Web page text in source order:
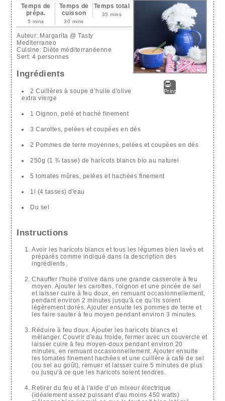
Print
Temps de
prépa.
5 mins
Temps de
cuisson
30 mins
Temps total
35 mins
Auteur: Margarita @ Tasty
Mediterraneo
Cuisine: Diète méditerranéenne
Sert:4 personnes
Ingrédients
2 Cuillères à soupe d’huile d'olive
extra vierge
1 Oignon, pelé et haché finement
3 Carottes, pelées et coupées en dés
2 Pommes de terre moyennes, pelées et coupées en dés
250g (1 ¾ tasse) de haricots blancs bio au naturel
5 tomates mûres, pelées et hachées finement
1l (4 tasses) d'eau
Du sel
Instructions
Avoir les haricots blancs et tous les légumes bien lavés et
préparés comme indiqué dans la description des
ingrédients.
Chauffer l'huile d'olive dans une grande casserole à feu
moyen. Ajouter les carottes, l'oignon et une pincée de sel
et laisser cuire à feu doux, en remuant occasionnellement,
pendant environ 2 minutes jusqu'à ce qu’ils soient
légèrement dorés. Ajouter ensuite les pommes de terre et
les faire sauter à feu moyen pendant environ 3 minutes.
Réduire à feu doux. Ajouter les haricots blancs et
mélanger. Couvrir d'eau froide, fermer avec un couvercle et
laisser cuire à feu moyen-doux pendant environ 20
minutes, en remuant occasionnellement. Ajouter ensuite
les tomates finement hachées et une cuillère à café de sel
(ou sel au goût), remuer et laisser cuire 5 minutes de plus
ou jusqu'à ce que les haricots soient tendres.
Retirer du feu et à l'aide d’un mixeur électrique
(idéalement assez puissant d'au moins 450 watts)